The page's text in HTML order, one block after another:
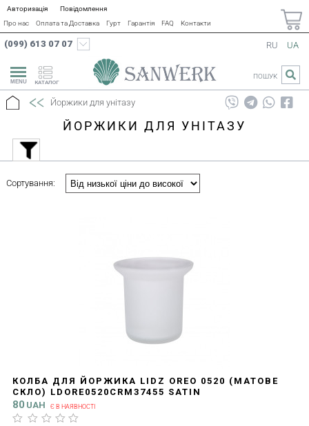
Авторизація
Повідомлення
Про нас
Оплата та Доставка Гурт Гарантія FAQ Контакти
(099) 613 07 07
КАТАЛОГ
RU UA
ПОШУК
Йоржики для унітазу
ЙОРЖИКИ ДЛЯ УНІТАЗУ
Сортування:
КОЛБА ДЛЯ ЙОРЖИКА LIDZ OREO 0520 (МАТОВЕ
СКЛО) LDORE0520CRM37455 SATIN
80 UAH Є В НАЯВНОСТІ